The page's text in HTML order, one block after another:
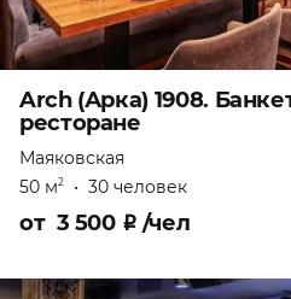
Arch (Арка) 1908.
ресторане
Маяковская
50 м2 • 30 человек
от 3 500 ₽ /чел